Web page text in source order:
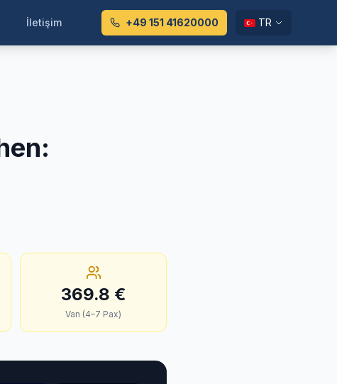
İletişim +49 151 41620000 TR
:
369.8 €
Van (4–7 Pax)